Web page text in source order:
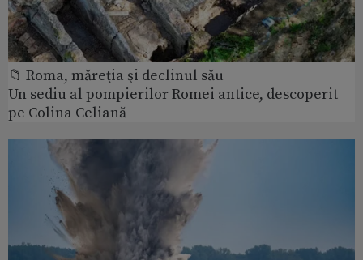
📁 Roma, măreţia şi declinul său
Un sediu al pompierilor Romei antice, descoperit
pe Colina Celiană